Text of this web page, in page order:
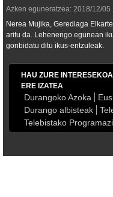
Azken eguneratzea: 2018/12/05
Nerea Mujika, Gerediaga
aritu da. Lehenengo egunean
gonbidatu ditu ikus-entzuleak.
HAU ZURE
ERE IZATEA
Durangoko Azoka
Durango albisteak
Telebistako